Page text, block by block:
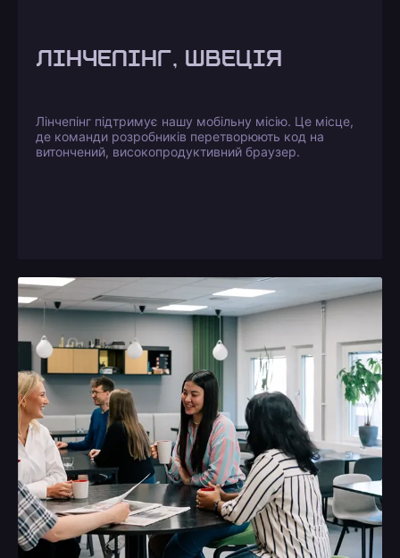
ЛІНЧЕПІНГ, ШВЕЦІЯ
Лінчепінг підтримує нашу мобільну місію. Це місце,
де команди розробників перетворюють код на
витончений, високопродуктивний браузер.